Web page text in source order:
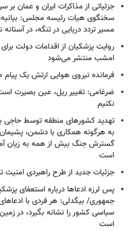
جزئیاتی از مذاکرات ایران و عمان بر
سخنگوی هیات رئیسه مجلس:
مسیر تردد دریایی در تنگه، در
روایت پزشکیان از اقدامات دولت
امشب منتشر می‌شود
فرمانده نیروی هوایی ارتش یک پیام
ضرغامی: تغییر ریل، عین بصیرت
نکنیم
تهدید کشورهای منطقه توسط حاجی
به هرگونه همکاری با دشمن،
گسترش جنگ بیش از همه به زیان
است
جزئیات جدید از طرح راهبردی امنیت
پس لرزه ادعاها درباره استعفای
جمهوری/ بیگدلی: هر فردی با
سیاسی کشور را نشانه بگیرد، در
است